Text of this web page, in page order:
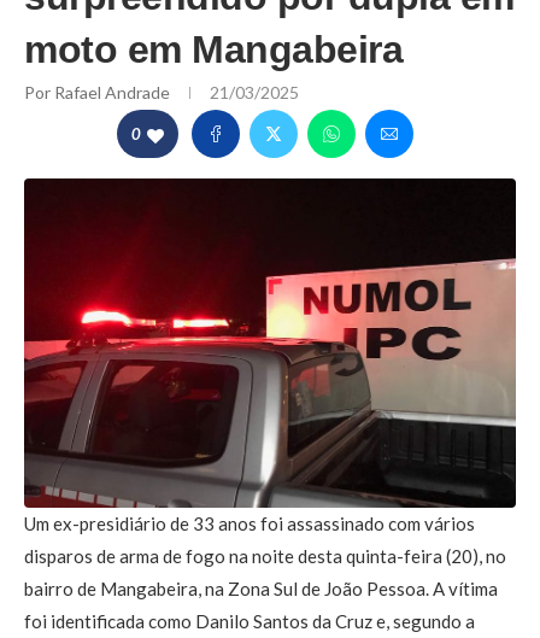
moto em Mangabeira
Por Rafael Andrade 21/03/2025
0
Um ex-presidiário de 33 anos foi assassinado com vários
disparos de arma de fogo na noite desta quinta-feira (20), no
bairro de Mangabeira, na Zona Sul de João Pessoa. A vítima
foi identificada como Danilo Santos da Cruz e, segundo a